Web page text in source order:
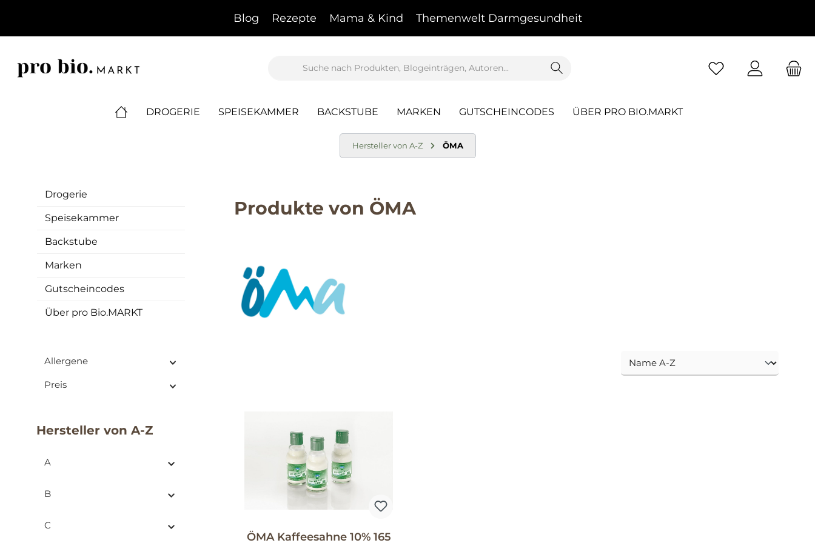
Blog Rezepte Mama & Kind Themenwelt Darmgesundheit
DROGERIE SPEISEKAMMER BACKSTUBE MARKEN GUTSCHEINCODES ÜBER PRO BIO.MARKT
Hersteller von A-Z ÖMA
Drogerie
Speisekammer
Backstube
Marken
Gutscheincodes
Über pro Bio.MARKT
Allergene
Preis
Hersteller von A-Z
A
B
C
Produkte von ÖMA
ÖMA Kaffeesahne 10% 165